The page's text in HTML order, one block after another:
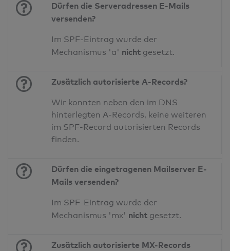
Dürfen die Serveradressen E-Mails
versenden?
Im SPF-Eintrag wurde der
Mechanismus 'a' nicht gesetzt.
Zusätzlich autorisierte A-Records?
Wir konnten neben den im DNS
hinterlegten A-Records, keine weiteren
im SPF-Record autorisierten Records
finden.
Dürfen die eingetragenen Mailserver E-
Mails versenden?
Im SPF-Eintrag wurde der
Mechanismus 'mx' nicht gesetzt.
Zusätzlich autorisierte MX-Records